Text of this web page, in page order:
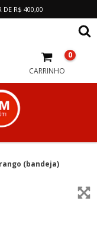
DE R$ 400,00
CARRINHO
0
(bandeja)